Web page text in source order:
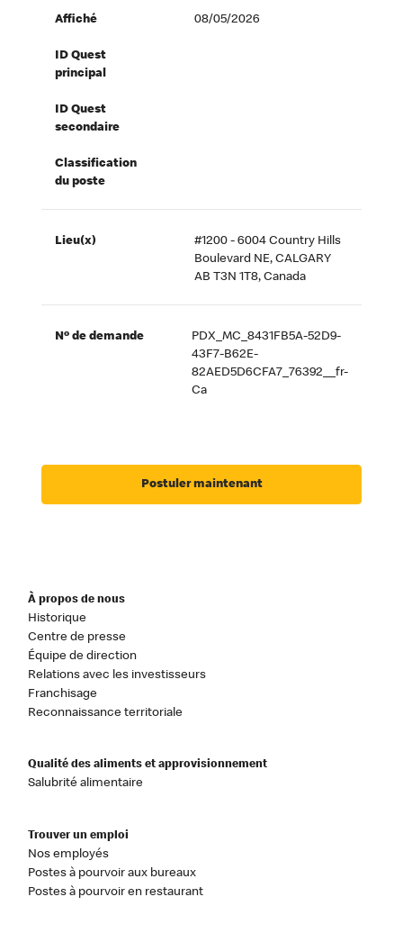
Affiché 08/05/2026
ID Quest
principal
ID Quest
secondaire
Classification
du poste
Lieu(x)
#1200 - 6004 Country Hills
Boulevard NE, CALGARY
AB T3N 1T8, Canada
Nº de demande
PDX_MC_8431FB5A-52D9-
43F7-B62E-
82AED5D6CFA7_76392__fr-
Ca
Postuler maintenant
À propos de nous
Historique
Centre de presse
Équipe de direction
Relations avec les investisseurs
Franchisage
Reconnaissance territoriale
Qualité des aliments et approvisionnement
Salubrité alimentaire
Trouver un emploi
Nos employés
Postes à pourvoir aux bureaux
Postes à pourvoir en restaurant